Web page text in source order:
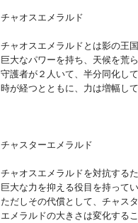
チャオスエメラルド
チャオスエメラルドとは影の王
巨大なパワーを持ち、天候を荒
守護者が２人いて、半分同化して
時が経つとともに、力は増幅して
チャスターエメラルド
チャオスエメラルドを対抗する
巨大な力を抑える役目を持ってい
ただしその代償として、チャス
エメラルドの大きさは変化するこ